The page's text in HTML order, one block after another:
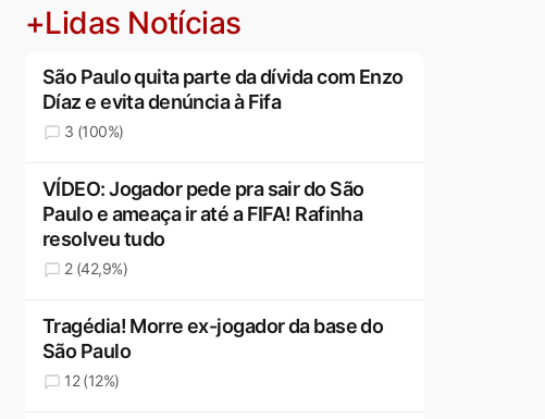
+Lidas Notícias
São Paulo quita parte da dívida com Enzo
Díaz e evita denúncia à Fifa
3 (100%)
VÍDEO: Jogador pede pra sair do São
Paulo e ameaça ir até a FIFA! Rafinha
resolveu tudo
2 (42,9%)
Tragédia! Morre ex-jogador da base do
São Paulo
12 (12%)